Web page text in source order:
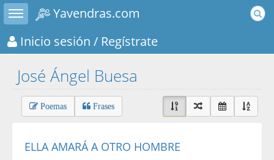
Toggle sidebar
Yavendras.com
Inicio sesión / Regístrate
José Ángel Buesa
Poemas Frases
ELLA AMARÁ A OTRO HOMBRE